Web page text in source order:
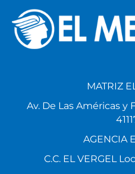
MATRIZ
Av. De Las Américas y
AGENCIA
C.C. EL VERGEL